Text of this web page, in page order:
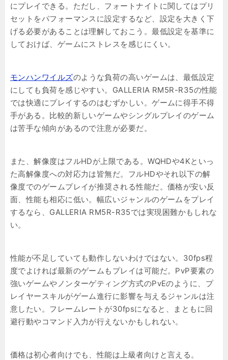
にプレイできる。ただし、フォートナイトに関してはプリ
セットをパフォーマンスに設定するなど、設定を大きく下
げる必要があることは理解しておこう。最低設定を基準に
しておけば、ゲームにストレスを感じにくい。
モンハンワイルズのような負荷の高いゲームは、最低設定
にしても負荷を感じやすい。GALLERIA RM5R-R35の性能
では快適にプレイするのはむずかしい。ゲームに得手不得
手がある。比較的新しいゲームやシングルプレイのゲーム
は苦手な傾向があるので注意が必要だ。
また、解像度はフルHDが上限である。WQHDや4Kといっ
た高解像度への対応力は皆無だ。フルHDやそれ以下の解
像度でのゲームプレイが推奨される性能だ。価格が安い反
面、性能も相応に低い。幅広いジャンルのゲームをプレイ
するなら、GALLERIA RM5R-R35では実現困難かもしれな
い。
性能が不足していても動作しないわけではない。30fps程
度でよければ最新のゲームもプレイは可能だ。PvP要素の
強いゲームやノンターゲティング方式のPvEのように、プ
レイヤースキルがゲーム進行に影響を与えるジャンルは注
意したい。フレームレートが30fpsになると、まともに回
避行動やコマンド入力が行えないかもしれない。
価格は初心者向けでも、性能は上級者向けと言える。